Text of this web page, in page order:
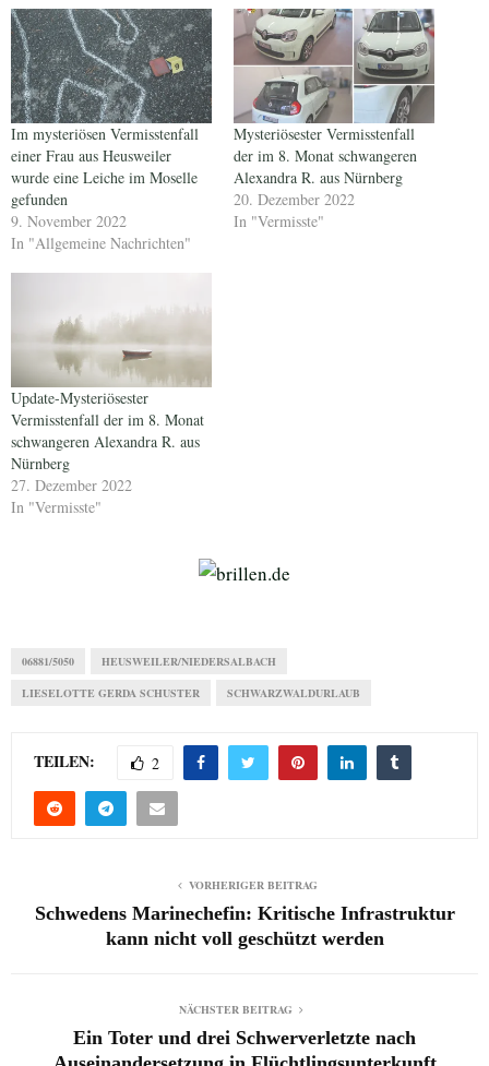
Im mysteriösen Vermisstenfall
einer Frau aus Heusweiler
wurde eine Leiche im Moselle
gefunden
9. November 2022
In "Allgemeine Nachrichten"
Mysteriösester Vermisstenfall
der im 8. Monat schwangeren
Alexandra R. aus Nürnberg
20. Dezember 2022
In "Vermisste"
Update-Mysteriösester
Vermisstenfall der im 8. Monat
schwangeren Alexandra R. aus
Nürnberg
27. Dezember 2022
In "Vermisste"
06881/5050 HEUSWEILER/NIEDERSALBACH
LIESELOTTE GERDA SCHUSTER SCHWARZWALDURLAUB
TEILEN: 2
VORHERIGER BEITRAG
Schwedens Marinechefin: Kritische Infrastruktur
kann nicht voll geschützt werden
NÄCHSTER BEITRAG
Ein Toter und drei Schwerverletzte nach